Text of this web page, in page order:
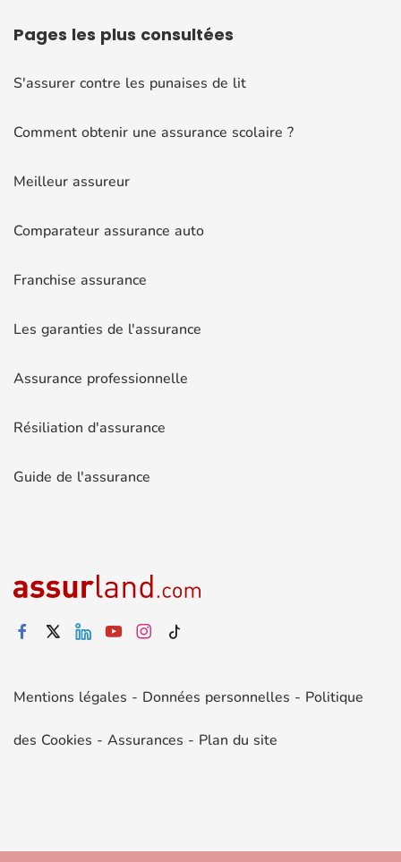
Pages les plus consultées
S'assurer contre les punaises de lit
Comment obtenir une assurance scolaire ?
Meilleur assureur
Comparateur assurance auto
Franchise assurance
Les garanties de l'assurance
Assurance professionnelle
Résiliation d'assurance
Guide de l'assurance
Mentions légales - Données personnelles - Politique
des Cookies - Assurances - Plan du site